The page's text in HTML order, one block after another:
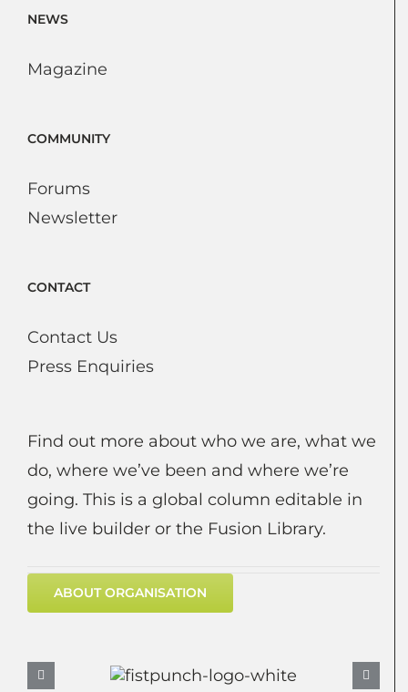
NEWS
Magazine
COMMUNITY
Forums
Newsletter
CONTACT
Contact Us
Press Enquiries
Find out more about who we are, what we
do, where we’ve been and where we’re
going. This is a global column editable in
the live builder or the Fusion Library.
ABOUT ORGANISATION